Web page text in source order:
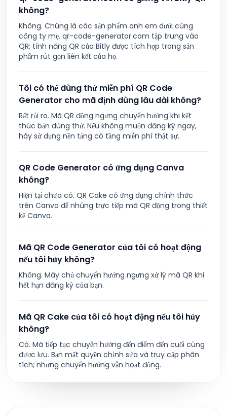
không?
Không. Chúng là các sản phẩm anh em dưới cùng
công ty mẹ. qr-code-generator.com tập trung vào
QR; tính năng QR của Bitly được tích hợp trong sản
phẩm rút gọn liên kết của họ.
Tôi có thể dùng thử miễn phí QR Code
Generator cho mã định dùng lâu dài không?
Rất rủi ro. Mã QR động ngưng chuyển hướng khi kết
thúc bản dùng thử. Nếu không muốn đăng ký ngay,
hãy sử dụng nền tảng có tầng miễn phí thật sự.
QR Code Generator có ứng dụng Canva
không?
Hiện tại chưa có. QR Cake có ứng dụng chính thức
trên Canva để nhúng trực tiếp mã QR động trong thiết
kế Canva.
Mã QR Code Generator của tôi có hoạt động
nếu tôi hủy không?
Không. Máy chủ chuyển hướng ngưng xử lý mã QR khi
hết hạn đăng ký của bạn.
Mã QR Cake của tôi có hoạt động nếu tôi hủy
không?
Có. Mã tiếp tục chuyển hướng đến điểm đến cuối cùng
được lưu. Bạn mất quyền chỉnh sửa và truy cập phân
tích; nhưng chuyển hướng vẫn hoạt động.